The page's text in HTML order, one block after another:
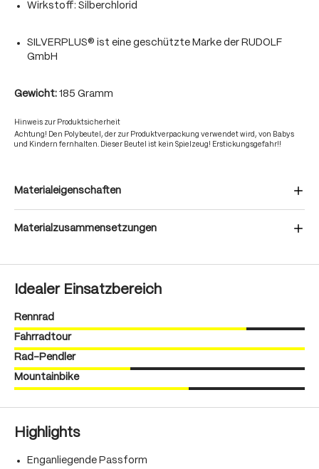
Wirkstoff: Silberchlorid
SILVERPLUS® ist eine geschützte Marke der RUDOLF
GmbH
Gewicht: 185 Gramm
Hinweis zur Produktsicherheit
Achtung! Den Polybeutel, der zur Produktverpackung verwendet wird, von Babys
und Kindern fernhalten. Dieser Beutel ist kein Spielzeug! Erstickungsgefahr!!
Materialeigenschaften
Materialzusammensetzungen
Idealer Einsatzbereich
Rennrad
Fahrradtour
Rad-Pendler
Mountainbike
Highlights
Enganliegende Passform